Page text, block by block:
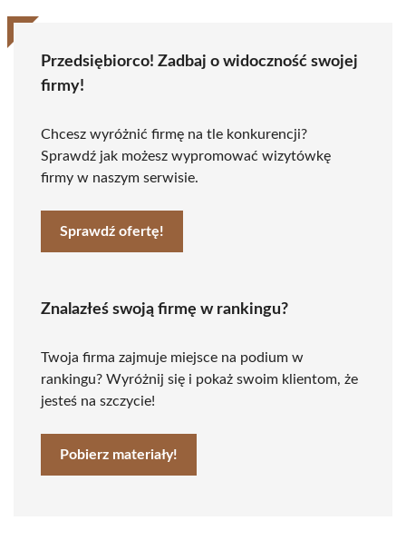
Przedsiębiorco! Zadbaj o widoczność swojej
firmy!
Chcesz wyróżnić firmę na tle konkurencji?
Sprawdź jak możesz wypromować wizytówkę
firmy w naszym serwisie.
Sprawdź ofertę!
Znalazłeś swoją firmę w rankingu?
Twoja firma zajmuje miejsce na podium w
rankingu? Wyróżnij się i pokaż swoim klientom, że
jesteś na szczycie!
Pobierz materiały!